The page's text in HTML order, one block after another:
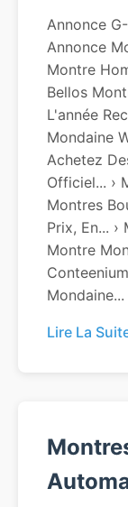
Annonce
Annonce
Montre
Bellos
L'année
Mondaine
Achetez
Officiel... ›
Montres
Prix, En...
Montre
Mondaine...
Lire La